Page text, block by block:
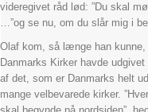
videregivet råd lød: ”Du skal
…”og se nu, om du slår mig i
Olaf kom, så længe han
Danmarks Kirker havde
af det, som er Danmarks helt
mange velbevarede kirker.